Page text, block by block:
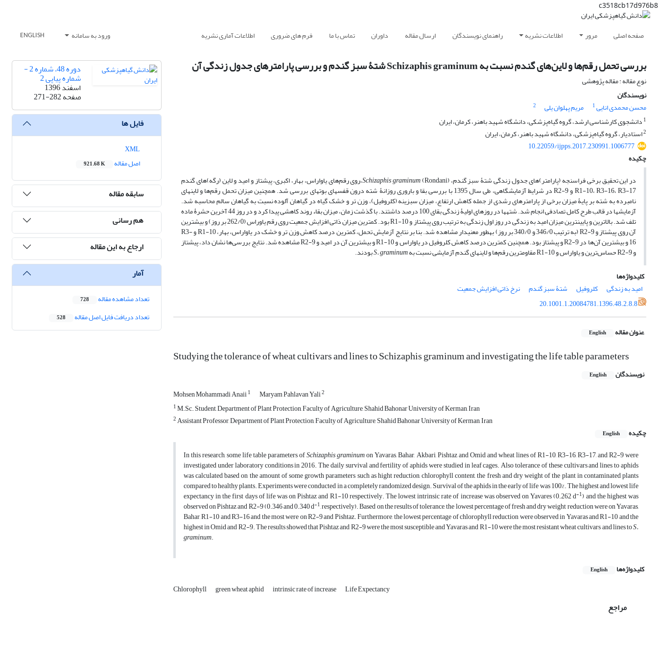
c3518cb17d976b8
صفحه اصلی مرور اطلاعات نشریه راهنمای نویسندگان ارسال مقاله داوران تماس با ما فرم های ضروری اطلاعات آماری نشریه ورود به سامانه ENGLISH
بررسی تحمل رقم‌ها و لاین‌های گندم نسبت به Schizaphis graminum شتۀ سبز گندم و بررسی پارامتر‌های جدول زندگی آن
نوع مقاله : مقاله پژوهشی
نویسندگان
محسن محمدی انایی1 مریم پهلوان یلی
2
1 دانشجوی کارشناسی ارشد، گروه گیاه‌پزشکی، دانشگاه شهید باهنر، کرمان، ایران
2استادیار، گروه گیاه‌پزشکی، دانشگاه شهید باهنر، کرمان، ایران
10.22059/ijpps.2017.230991.1006777
چکیده
در این تحقیق برخی فراسنجه (پارامتر)های جدول زندگی شتۀ سبز گندم، (Rondani)
Schizaphis graminum،روی رقم‌های یاواراس، بهار، اکبری، پیشتاز و امید و لاین (رگه)­های گندم
R1-10، R3-16، R3-17 و R2-9 در شرایط آزمایشگاهی، طی سال 1395 با بررسی بقا و باروری روزانۀ شته درون قفس­های بوته­ای بررسی شد. همچنین میزان تحمل رقم‌ها و لاین­های
نامبرده به شته بر پایۀ میزان برخی از پارامتر‌های رشدی از جمله کاهش ارتفاع، میزان سبزینه (کلروفیل)، وزن تر و خشک گیاه در گیاهان آلوده نسبت به گیاهان سالم محاسبه شد.
آزمایش­ها در قالب طرح کامل تصادفی انجام شد. شته­ها در روزهای اولیۀ زندگی بقای 100 درصد داشتند. با گذشت زمان، میزان بقاء روند کاهشی پیدا کرد و در روز 44 آخرین حشرۀ ماده
تلف شد. بالاترین و پایین­ترین میزان امید به زندگی در روز اول زندگی به ترتیب روی پیشتاز و R1-10 بود. کمترین میزان ذاتی افزایش جمعیت روی رقم یاوراس (262/0 بر روز) و بیشترین
آن روی پیشتاز و R2-9 (به ترتیب 346/0 و 340/0 بر روز) به­طور معنی­دار مشاهده شد. بنا بر نتایج آزمایش تحمل، کمترین درصد کاهش وزن تر و خشک در یاواراس، بهار، R1-10 و R3-
16 و بیشترین آن‌ها در R2-9 و پیشتاز بود. همچنین کمترین درصد کاهش کلروفیل در یاواراس و R1-10 و بیشترین آن در امید و R2-9 مشاهده شد. نتایج بررسی‌ها نشان داد، پیشتاز
و R2-9 حساس‌ترین و یاواراس و R1-10 مقاوم­ترین رقم‌ها و لاین­های گندم آزمایشی نسبت به S. graminumبودند.
کلیدواژه‌ها
امید به زندگی
کلروفیل شتۀ سبز گندم
نرخ ذاتی افزایش جمعیت
20.1001.1.20084781.1396.48.2.8.8
عنوان مقاله English
Studying the tolerance of wheat cultivars and lines to Schizaphis graminum and investigating the life table parameters
نویسندگان English
Mohsen Mohammadi Anaii1 Maryam Pahlavan Yali2
1M.Sc. Student, Department of Plant Protection, Faculty of Agriculture, Shahid Bahonar University of Kerman, Iran
2Assistant Professor, Department of Plant Protection, Faculty of Agriculture, Shahid Bahonar University of Kerman, Iran
چکیده
English
In this research, some life table parameters ofSchizaphis graminumon Yavaras, Bahar, Akbari, Pishtaz and Omid and wheat lines of R1-10, R3-16, R3-17, and R2-9 were
investigated under laboratory conditions in 2016. The daily survival and fertility of aphids were studied in leaf cages. Also tolerance of these cultivars and lines to aphids
was calculated based on the amount of some growth parameters such as hight reduction, chlorophyll content, the fresh and dry weight of the plant in contaminated plants
compared to healthy plants. Experiments were conducted in a completely randomized design. Survival of the aphids in the early of life was 100%. The highest and lowest life
expectancy in the first days of life was on Pishtaz and R1-10 respectively. The lowest intrinsic rate of increase was observed on Yavares (0.262 d-1) and the highest was
observed on Pishtaz and R2-9 (0.346 and 0.340 d-1, respectively). Based on the results of tolerance, the lowest percentage of fresh and dry weight reduction were on Yavaras,
Bahar, R1-10 and R3-16 and the most were on R2-9 and Pishtaz. Furthermore, the lowest percentage of chlorophyll reduction were observed in Yavaras and R1-10 and the
highest in Omid and R2-9. The results showed that Pishtaz and R2-9 were the most susceptible and Yavaras and R1-10 were the most resistant wheat cultivars and lines toS.
graminum.
کلیدواژه‌ها English
Chlorophyll green wheat aphid intrinsic rate of increase Life Expectancy
مراجع
دوره 48، شماره 2 -
شماره پیاپی 2
اسفند 1396
صفحه271-282
فایل ها
اصل مقاله
921.68 K
سابقه مقاله
هم رسانی
ارجاع به این مقاله
آمار
تعداد مشاهده مقاله 728
تعداد دریافت فایل اصل مقاله 528